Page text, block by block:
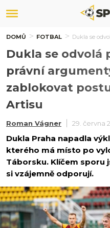
DOMŮ FOTBAL Dukla se
Dukla se odvolá
právní
zablokovat
Artisu
Roman Vágner 29. června
Dukla Praha napadla
kterého má místo po
Táborsku. Klíčem sporu
si vzájemně odporují.